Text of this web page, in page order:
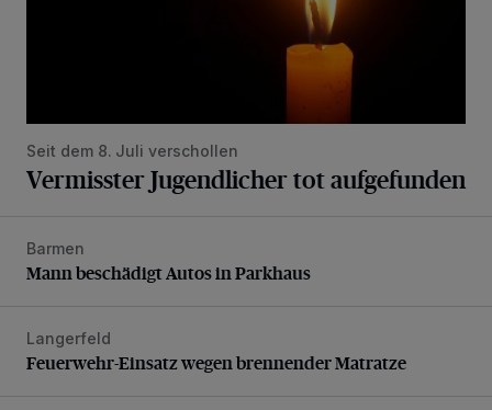
Seit dem 8. Juli verschollen
Vermisster Jugendlicher tot aufgefunden
Mann beschädigt Autos in Parkhaus
Barmen
Mann beschädigt Autos in Parkhaus
Feuerwehr-Einsatz wegen brennender Matratze
Langerfeld
Feuerwehr-Einsatz wegen brennender Matratze